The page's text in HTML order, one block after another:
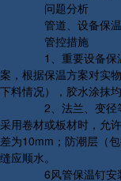
问题分析
管道、设备保温
管控措施
1、重要设备保
案，根据保温方案对实
下料情况），胶水涂抹
2、法兰、变径
采用卷材或板材时，允
差为10mm；防潮层（
缝应顺水。
6风管保温钉安